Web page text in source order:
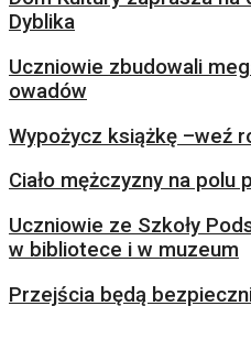
Dyblika
Uczniowie zbudowali
owadów
Wypożycz książkę –weź
Ciało mężczyzny na polu
Uczniowie ze Szkoły
w bibliotece i w muzeum
Przejścia będą